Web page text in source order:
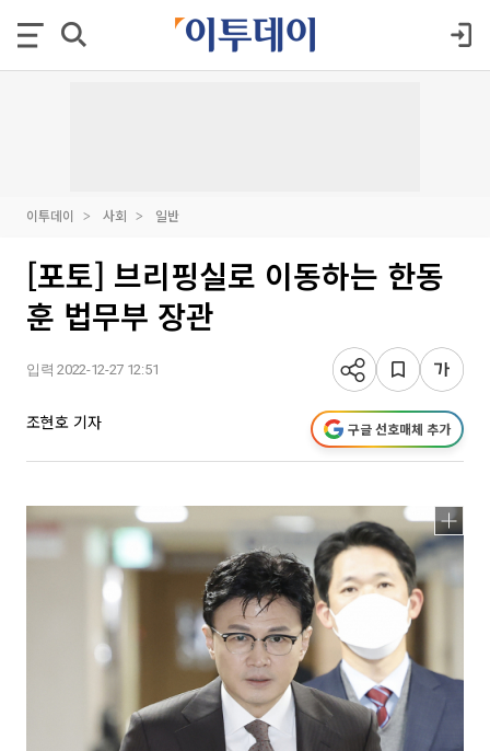
이투데이 사회 일반
[포토] 브리핑실로 이동하는 한동
훈 법무부 장관
입력 2022-12-27 12:51
조현호 기자 구글 선호매체 추가